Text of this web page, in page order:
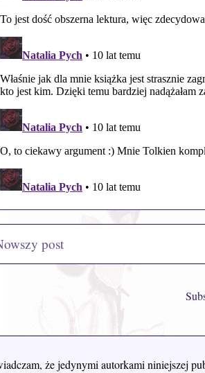
post
że jedynymi autorkami niniejszej